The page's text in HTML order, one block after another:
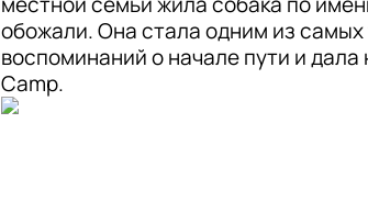
обожали. Она стала одним из
воспоминаний о начале пути и дала